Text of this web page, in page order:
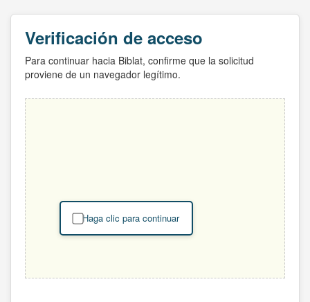
Verificación de acceso
Para continuar hacia Biblat, confirme que la solicitud
proviene de un navegador legítimo.
Haga clic para continuar